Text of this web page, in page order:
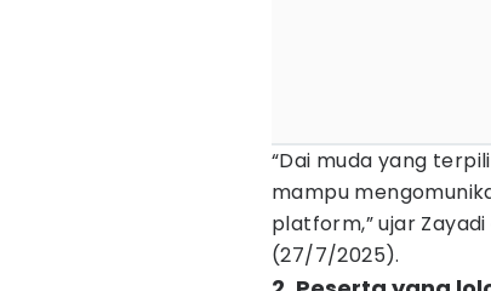
“Dai muda yang
mampu
platform,” ujar
(27/7/2025).